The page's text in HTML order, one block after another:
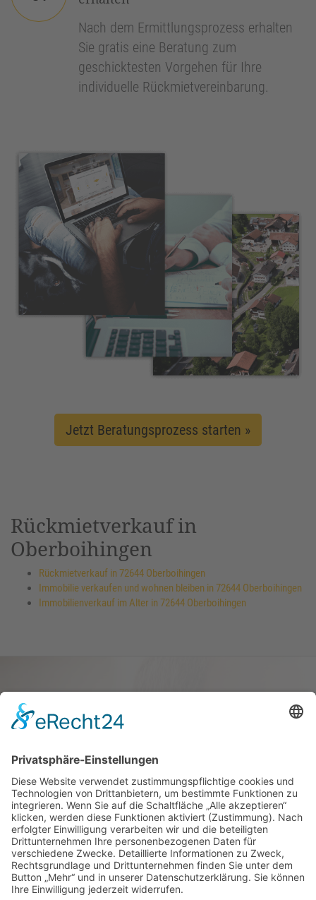
Nach dem Ermittlungsprozess erhalten
Sie gratis eine Beratung zum
geschicktesten Vorgehen für Ihre
individuelle Rückmietvereinbarung.
Jetzt Beratungsprozess starten »
Rückmietverkauf in
Oberboihingen
Rückmietverkauf in 72644 Oberboihingen
Immobilie verkaufen und wohnen bleiben in 72644 Oberboihingen
Immobilienverkauf im Alter in 72644 Oberboihingen
verkaufen und darin
wohnen bleiben
Verkaufen Sie Ihr Haus oder Ihre
Eigen­tums­woh­nung und bleiben Sie
darin wohnen.
Jetzt Ermittlung starten »